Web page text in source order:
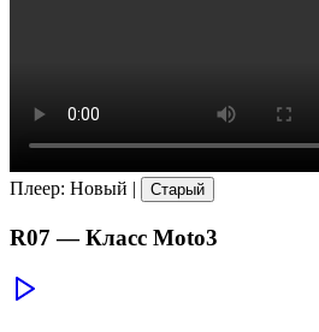
Плеер: Новый | Старый
R07 — Класс Moto3